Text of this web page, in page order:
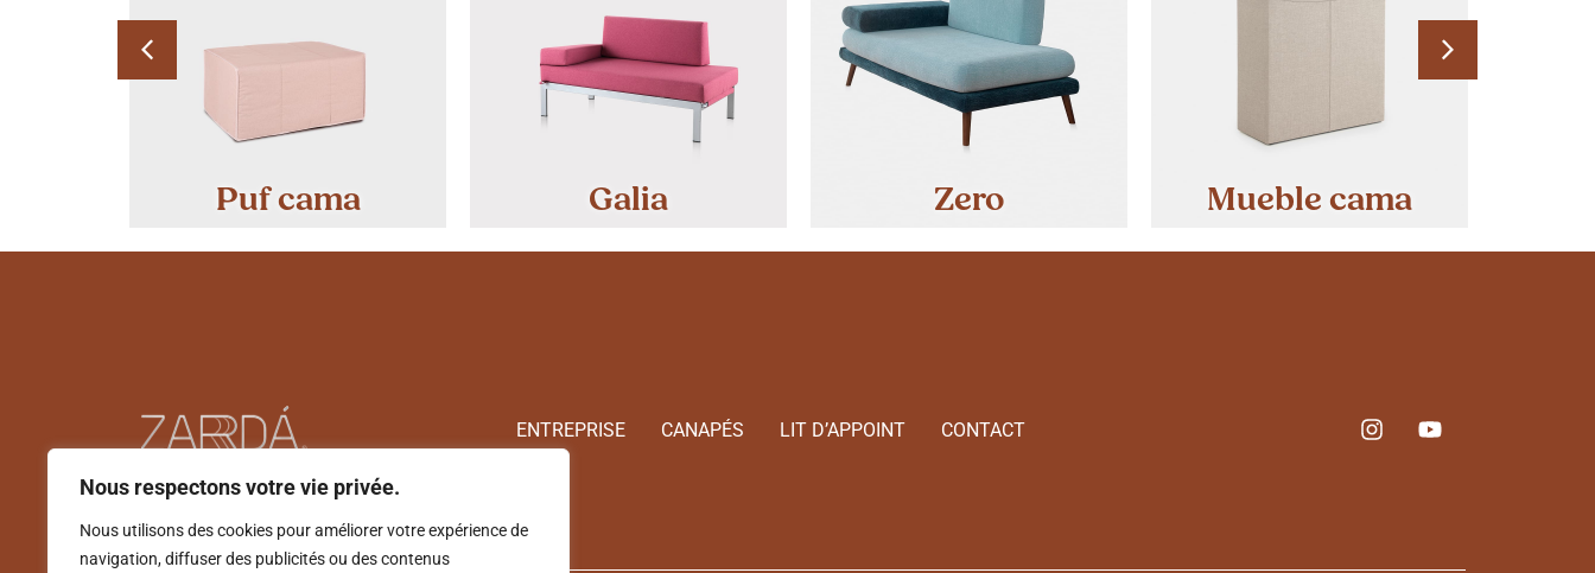
Nous respectons votre vie privée.
Nous utilisons des cookies pour améliorer votre expérience de
navigation, diffuser des publicités ou des contenus
Puf cama Galia Zero Mueble cama
ENTREPRISE CANAPÉS LIT D’APPOINT CONTACT